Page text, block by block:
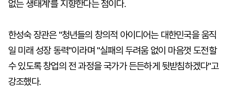
없는 생태계'를 지향한다는 점이다.
한성숙 장관은 "청년들의 창의적 아이디어는 대한민국을 움직
일 미래 성장 동력"이라며 "실패의 두려움 없이 마음껏 도전할
수 있도록 창업의 전 과정을 국가가 든든하게 뒷받침하겠다"고
강조했다.